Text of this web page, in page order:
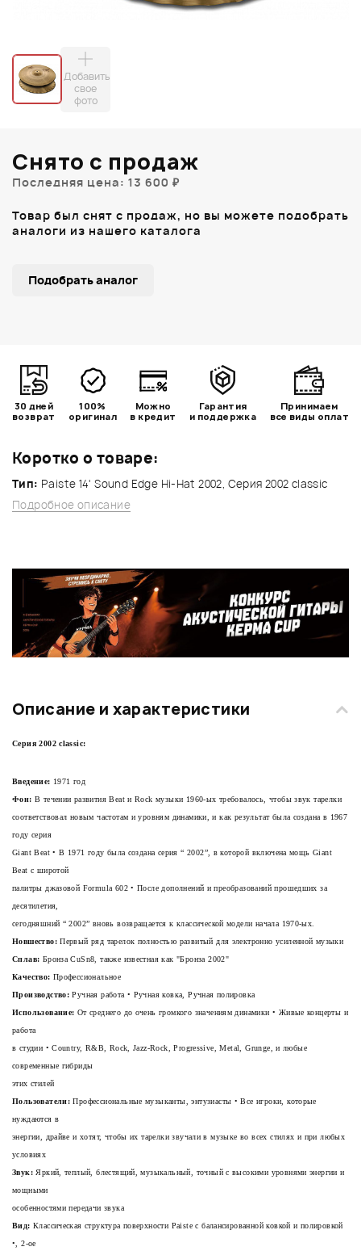
Добавить
свое
фото
Коротко о товаре:
Тип: Paiste 14' Sound Edge Hi-Hat 2002, Серия 2002 classic
Подробное описание
Снято с продаж
Последняя цена: 13 600 ₽
Товар был снят с продаж, но вы можете подобрать
аналоги из нашего каталога
Подобрать аналог
30 дней
возврат
100%
оригинал
Можно
в кредит
Гарантия
и поддержка
Принимаем
все виды оплат
Описание и характеристики
Серия 2002 classic:
Введение: 1971 год
Фон: В течении развития Beat и Rock музыки 1960-ых требовалось, чтобы звук тарелки
соответствовал новым частотам и уровням динамики, и как результат была создана в 1967
году серия
Giant Beat • В 1971 году была создана серия “ 2002”, в которой включена мощь Giant
Beat с широтой
палитры джазовой Formula 602 • После дополнений и преобразований прошедших за
десятилетия,
сегодняшний “2002” вновь возвращается к классической модели начала 1970-ых.
Новшество:Первый ряд тарелок полностью развитый для электронно усиленной музыки
Сплав: Бронза CuSn8, также известная как "Бронза 2002"
Качество: Профессиональное
Производство: Ручная работа • Ручная ковка, Ручная полировка
Использование: От среднего до очень громкого значениям динамики • Живые концерты и
работа
в студии • Country, R&B, Rock, Jazz-Rock, Progressive, Metal, Grunge, и любые
современные гибриды
этих стилей
Пользователи: Профессиональные музыканты, энтузиасты • Все игроки, которые
нуждаются в
энергии, драйве и хотят, чтобы их тарелки звучали в музыке во всех стилях и при любых
условиях
Звук:Яркий, теплый, блестящий, музыкальный, точный с высокими уровнями энергии и
мощными
особенностями передачи звука
Вид: Классическая структура поверхности Paiste с балансированной ковкой и полировкой
•, 2-ое